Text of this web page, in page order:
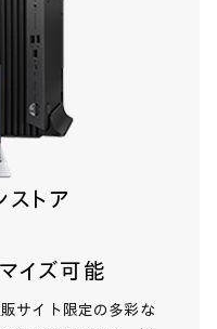
ストア
イズ可能
サイト限定の多彩な